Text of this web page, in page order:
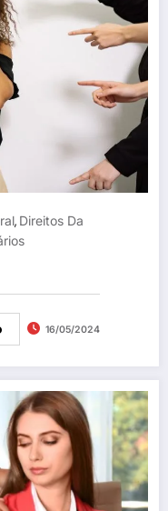
, Direitos Da
16/05/2024